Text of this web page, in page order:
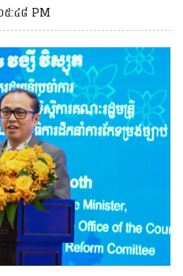
៥:៤៨ PM